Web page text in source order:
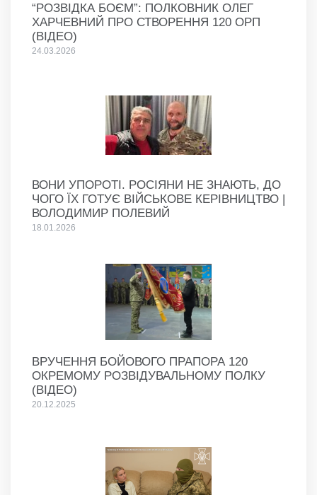
“РОЗВІДКА БОЄМ”: ПОЛКОВНИК ОЛЕГ
ХАРЧЕВНИЙ ПРО СТВОРЕННЯ 120 ОРП
(ВІДЕО)
24.03.2026
ВОНИ УПОРОТІ. РОСІЯНИ НЕ ЗНАЮТЬ, ДО
ЧОГО ЇХ ГОТУЄ ВІЙСЬКОВЕ КЕРІВНИЦТВО |
ВОЛОДИМИР ПОЛЕВИЙ
18.01.2026
ВРУЧЕННЯ БОЙОВОГО ПРАПОРА 120
ОКРЕМОМУ РОЗВІДУВАЛЬНОМУ ПОЛКУ
(ВІДЕО)
20.12.2025